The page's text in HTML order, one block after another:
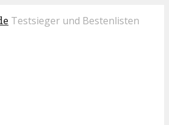
Testsieger und Bestenlisten